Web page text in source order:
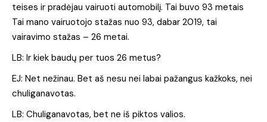
teises ir pradėjau vairuoti automobilį. Tai buvo 93 metais
Tai mano vairuotojo stažas nuo 93, dabar 2019, tai
vairavimo stažas – 26 metai.
LB: Ir kiek baudų per tuos 26 metus?
EJ: Net nežinau. Bet aš nesu nei labai pažangus kažkoks, nei
chuliganavotas.
LB: Chuliganavotas, bet ne iš piktos valios.